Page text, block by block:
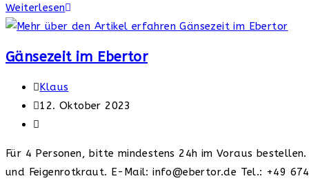
WeiterlesenGänsezeit
im
Rheinhotel
Gänsezeit im Ebertor
Beitrags-
Autor:
Klaus
Beitrag
veröffentlicht:
12. Oktober 2023
Beitrags-
Für 4 Personen, bitte mindestens 24h im Voraus
und Feigenrotkraut. E-Mail: info@ebertor.de Tel.: +49